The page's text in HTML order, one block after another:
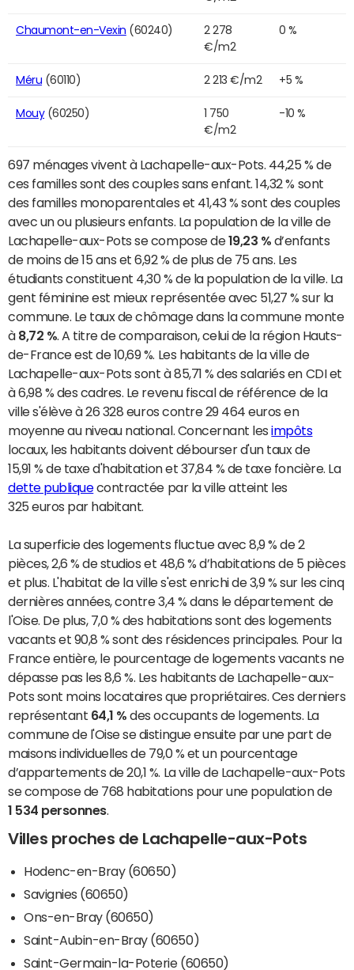
Chaumont-en-Vexin (60240)
2 278
€/m2
0 %
Méru (60110) 2 213 €/m2 +5 %
Mouy(60250)
1 750
€/m2
-10 %
697 ménages vivent à Lachapelle-aux-Pots. 44,25 % de
ces familles sont des couples sans enfant. 14,32 % sont
des familles monoparentales et 41,43 % sont des couples
avec un ou plusieurs enfants. La population de la ville de
Lachapelle-aux-Pots se compose de19,23 % d’enfants
de moins de 15 ans et 6,92 % de plus de 75 ans. Les
étudiants constituent 4,30 % de la population de la ville. La
gent féminine est mieux représentée avec 51,27 % sur la
commune. Le taux de chômage dans la commune monte
à 8,72 % . A titre de comparaison, celui de la région Hauts-
de-France est de 10,69 %. Les habitants de la ville de
Lachapelle-aux-Pots sont à 85,71 % des salariés en CDI et
à 6,98 % des cadres. Le revenu fiscal de référence de la
ville s'élève à 26 328 euros contre 29 464 euros en
moyenne au niveau national. Concernant lesimpôts
locaux, les habitants doivent débourser d'un taux de
15,91 % de taxe d'habitation et 37,84 % de taxe foncière. La
dette publiquecontractée par la ville atteint les
325 euros par habitant.
La superficie des logements fluctue avec 8,9 % de 2
pièces, 2,6 % de studios et 48,6 % d’habitations de 5 pièces
et plus. L'habitat de la ville s'est enrichi de 3,9 % sur les cinq
dernières années, contre 3,4 % dans le département de
l'Oise. De plus, 7,0 % des habitations sont des logements
vacants et 90,8 % sont des résidences principales. Pour la
France entière, le pourcentage de logements vacants ne
dépasse pas les 8,6 %. Les habitants de Lachapelle-aux-
Pots sont moins locataires que propriétaires. Ces derniers
représentant 64,1 % des occupants de logements. La
commune de l'Oise se distingue ensuite par une part de
maisons individuelles de 79,0 % et un pourcentage
d’appartements de 20,1 %. La ville de Lachapelle-aux-Pots
se compose de 768 habitations pour une population de
1 534 personnes.
Villes proches de Lachapelle-aux-Pots
Hodenc-en-Bray (60650)
Savignies (60650)
Ons-en-Bray (60650)
Saint-Aubin-en-Bray (60650)
Saint-Germain-la-Poterie (60650)